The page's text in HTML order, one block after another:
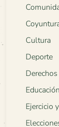
Cultura
Deporte
Derechos
Educación
Ejercicio